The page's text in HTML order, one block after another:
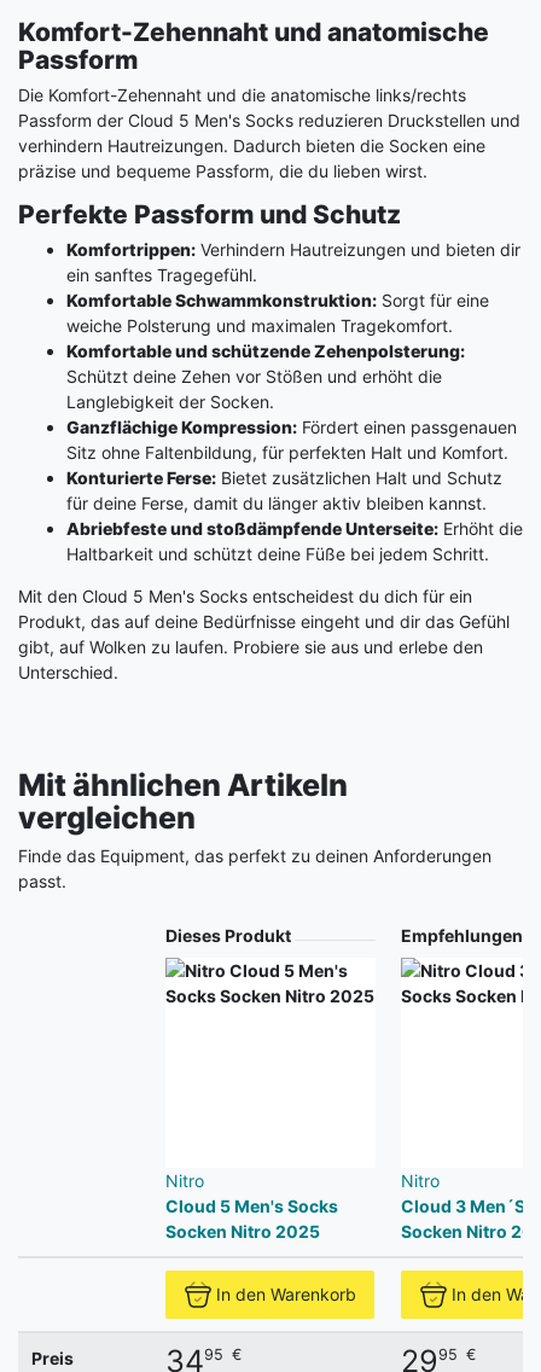
Komfort-Zehennaht und anatomische
Passform
Die Komfort-Zehennaht und die anatomische links/rechts
Passform der Cloud 5 Men's Socks reduzieren Druckstellen und
verhindern Hautreizungen. Dadurch bieten die Socken eine
präzise und bequeme Passform, die du lieben wirst.
Perfekte Passform und Schutz
Komfortrippen: Verhindern Hautreizungen und bieten dir
ein sanftes Tragegefühl.
Komfortable Schwammkonstruktion: Sorgt für eine
weiche Polsterung und maximalen Tragekomfort.
Komfortable und schützende Zehenpolsterung:
Schützt deine Zehen vor Stößen und erhöht die
Langlebigkeit der Socken.
Ganzflächige Kompression: Fördert einen passgenauen
Sitz ohne Faltenbildung, für perfekten Halt und Komfort.
Konturierte Ferse: Bietet zusätzlichen Halt und Schutz
für deine Ferse, damit du länger aktiv bleiben kannst.
Abriebfeste und stoßdämpfende Unterseite: Erhöht die
Haltbarkeit und schützt deine Füße bei jedem Schritt.
Mit den Cloud 5 Men's Socks entscheidest du dich für ein
Produkt, das auf deine Bedürfnisse eingeht und dir das Gefühl
gibt, auf Wolken zu laufen. Probiere sie aus und erlebe den
Unterschied.
Mit ähnlichen Artikeln
vergleichen
Finde das Equipment, das perfekt zu deinen Anforderungen
passt.
Dieses Produkt
Nitro
Cloud 5 Men's Socks
Socken Nitro 2025
Empfehlungen
Nitro
Cloud 3 Men´S
Socken Nitro
In den Warenkorb In den
Preis 3495 € 2995 €